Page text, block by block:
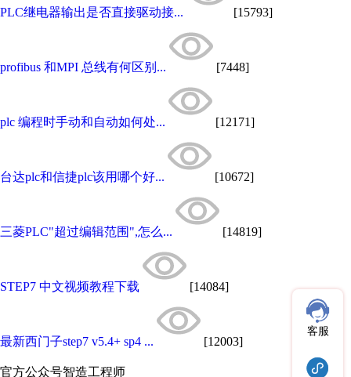
PLC继电器输出是否直接驱动接... [15793]
profibus 和MPI 总线有何区别... [7448]
plc 编程时手动和自动如何处... [12171]
台达plc和信捷plc该用哪个好... [10672]
三菱PLC"超过编辑范围",怎么... [14819]
STEP7 中文视频教程下载 [14084]
最新西门子step7 v5.4+ sp4 ... [12003]
官方公众号智造工程师
客服